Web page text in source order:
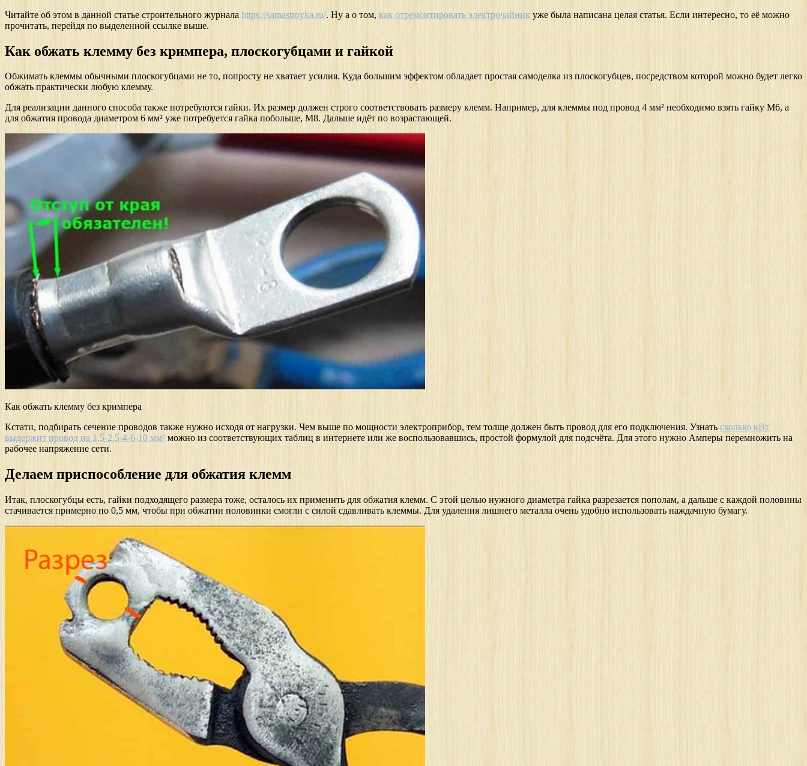
Читайте об этом в данной статье строительного журнала https://samastroyka.ru/. Ну а о том, как отремонтировать электрочайник уже была написана целая статья. Если интересно, то её можно
прочитать, перейдя по выделенной ссылке выше.
Как обжать клемму без кримпера, плоскогубцами и гайкой
Обжимать клеммы обычными плоскогубцами не то, попросту не хватает усилия. Куда большим эффектом обладает простая самоделка из плоскогубцев, посредством которой можно будет легко
обжать практически любую клемму.
Для реализации данного способа также потребуются гайки. Их размер должен строго соответствовать размеру клемм. Например, для клеммы под провод 4 мм² необходимо взять гайку М6, а
для обжатия провода диаметром 6 мм² уже потребуется гайка побольше, М8. Дальше идёт по возрастающей.
Как обжать клемму без кримпера
Кстати, подбирать сечение проводов также нужно исходя от нагрузки. Чем выше по мощности электроприбор, тем толще должен быть провод для его подключения. Узнать сколько кВт
выдержит провод на 1,5-2,5-4-6-10 мм² можно из соответствующих таблиц в интернете или же воспользовавшись, простой формулой для подсчёта. Для этого нужно Амперы перемножить на
рабочее напряжение сети.
Делаем приспособление для обжатия клемм
Итак, плоскогубцы есть, гайки подходящего размера тоже, осталось их применить для обжатия клемм. С этой целью нужного диаметра гайка разрезается пополам, а дальше с каждой половины
стачивается примерно по 0,5 мм, чтобы при обжатии половинки смогли с силой сдавливать клеммы. Для удаления лишнего металла очень удобно использовать наждачную бумагу.